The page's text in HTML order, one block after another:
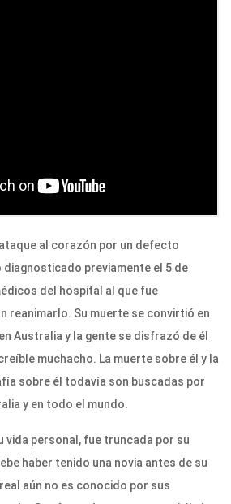
al corazón por un defecto
previamente el 5 de
del hospital al que fue
reanimarlo. Su muerte se convirtió en
Australia y la gente se disfrazó de él
muchacho. La muerte sobre él y la
sobre él todavía son buscadas por
y en todo el mundo.
vida personal, fue truncada por su
haber tenido una novia antes de su
aún no es conocido por sus